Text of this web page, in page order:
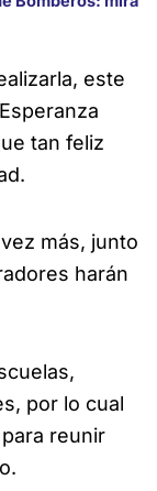
este
tan feliz
más, junto
harán
por lo cual
reunir